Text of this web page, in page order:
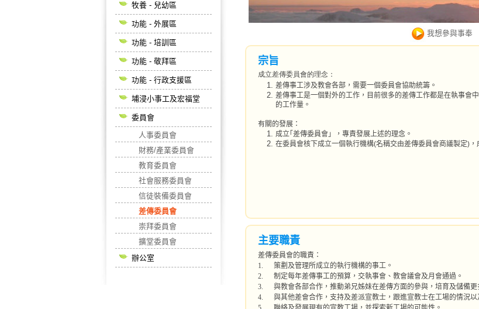
牧養 - 兒幼區
功能 - 外展區
功能 - 培訓區
功能 - 敬拜區
功能 - 行政支援區
埔浸小事工及宏福堂
委員會
人事委員會
財務/產業委員會
教育委員會
社會服務委員會
信徒裝備委員會
差傳委員會
崇拜委員會
擴堂委員會
辦公室
我想參與事奉
宗旨
成立差傳委員會的理念：
差傳事工涉及教會各部，需要一個委員會協助統籌。
差傳事工是一個對外的工作，目前很多的差傳工作都是在執事會
的工作量。
有關的發展：
成立｢差傳委員會」，專責發展上述的理念。
在委員會核下成立一個執行機構(名稱交由差傳委員會商議製定)，
主要職責
差傳委員會的職責：
1.
策劃及管理所成立的執行機構的事工。
2.
制定每年差傳事工的預算，交執事會、教會議會及月會通過。
3.
與教會各部合作，推動弟兄姊妹在差傳方面的參與，培育及儲備更
4.
與其他差會合作，支持及差派宣教士，跟進宣教士在工場的情況以